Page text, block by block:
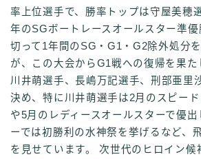
率上位選手で、勝率トップは守屋美穂
年のSGボートレースオールスター準
切って1年間のSG・G1・G2除外処分
が、この大会からG1戦への復帰を果
川井萌選手、長嶋万記選手、刑部亜里
決め、特に川井萌選手は2月のスピー
や5月のレディースオールスターで優
ーでは初勝利の水神祭を挙げるなど、
を見せています。 次世代のヒロイン候